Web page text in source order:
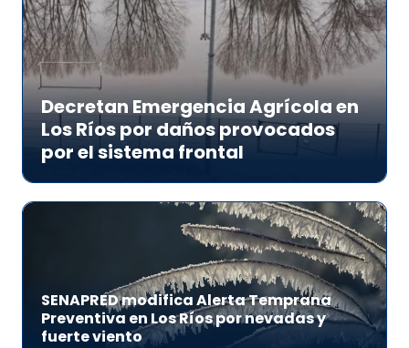
Decretan Emergencia Agrícola en
Los Ríos por daños provocados
por el sistema frontal
SENAPRED modifica Alerta Temprana
Preventiva en Los Ríos por nevadas y
fuerte viento